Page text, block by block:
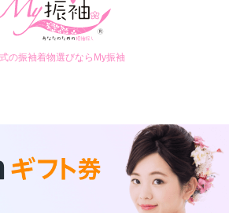
の振袖着物選びならMy振袖